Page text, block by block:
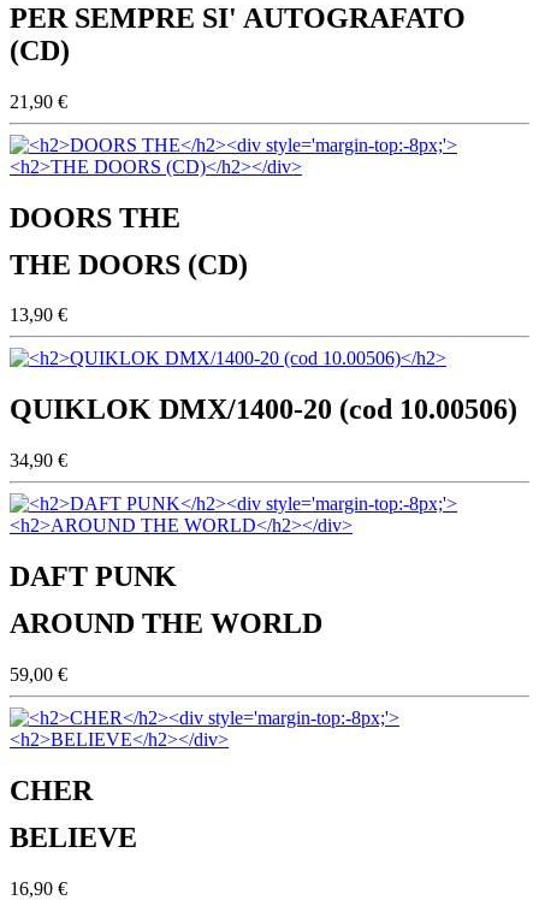
PER SEMPRE SI' AUTOGRAFATO
(CD)
21,90 €
DOORS THE
THE DOORS (CD)
13,90 €
QUIKLOK DMX/1400-20 (cod 10.00506)
34,90 €
DAFT PUNK
AROUND THE WORLD
59,00 €
CHER
BELIEVE
16,90 €